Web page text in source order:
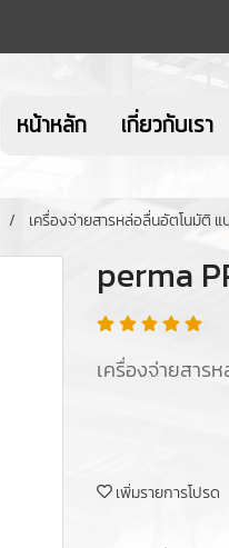
หน้าหลัก เกี่ยวกับเรา
เครื่องจ่ายสารหล่อลื่นอัตโนมัติ
perma
เครื่องจ่ายสาร
เพิ่มรายการโปรด